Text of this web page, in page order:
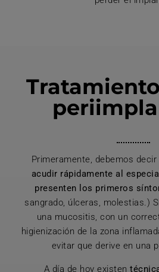
Primeramente, debemos
acudir rápidamente al
presenten los primeros
sangrado, úlceras, molestias.)
una mucositis, con un
higienización de la zona
evitar que derive en una
A día de hoy existen